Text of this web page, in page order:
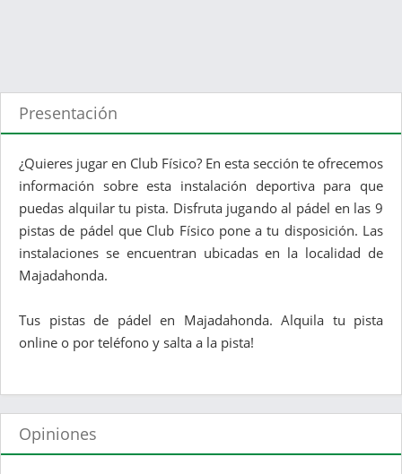
Presentación
¿Quieres jugar en Club Físico? En esta sección te ofrecemos
información sobre esta instalación deportiva para que
puedas alquilar tu pista. Disfruta jugando al pádel en las 9
pistas de pádel que Club Físico pone a tu disposición. Las
instalaciones se encuentran ubicadas en la localidad de
Majadahonda.
Tus pistas de pádel en Majadahonda. Alquila tu pista
online o por teléfono y salta a la pista!
Opiniones